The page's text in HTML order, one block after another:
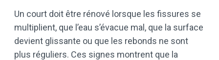
Un court doit être rénové lorsque les fissures se
multiplient, que l’eau s’évacue mal, que la surface
devient glissante ou que les rebonds ne sont
plus réguliers. Ces signes montrent que la